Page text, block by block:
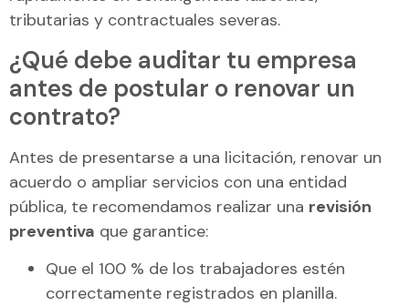
tributarias y contractuales severas.
¿Qué debe auditar tu empresa
antes de postular o renovar un
contrato?
Antes de presentarse a una licitación, renovar un
acuerdo o ampliar servicios con una entidad
pública, te recomendamos realizar una revisión
preventiva que garantice:
Que el 100 % de los trabajadores estén
correctamente registrados en planilla.